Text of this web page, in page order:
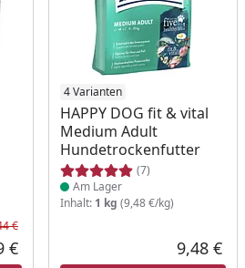
Rabatt in Prozent
Ursprünglicher Preis
€
Aktueller Preis
€
4 Varianten
HAPPY DOG fit & vital
Medium Adult
Hundetrockenfutter
(7)
Produkt am Lager
Am Lager
Inhalt: 1 kg (9,48 €/kg)
9,48 €